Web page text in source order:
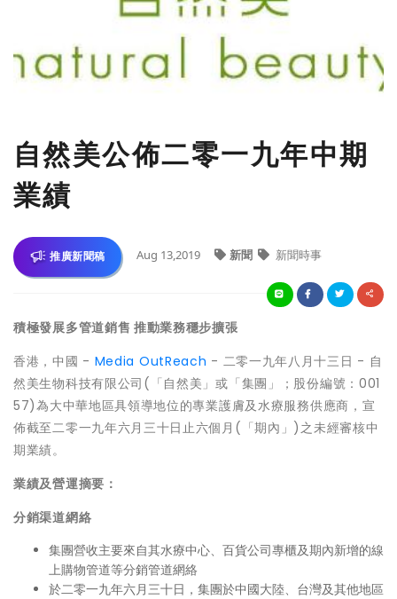
自然美公佈二零一九年中期
業績
推廣新聞稿 Aug 13,2019 新聞 新聞時事
積極發展多管道銷售 推動業務穩步擴張
香港，中國 - Media OutReach - 二零一九年八月十三日 - 自
然美生物科技有限公司(「自然美」或「集團」；股份編號：001
57)為大中華地區具領導地位的專業護膚及水療服務供應商，宣
佈截至二零一九年六月三十日止六個月(「期內」)之未經審核中
期業績。
業績及營運摘要：
分銷渠道網絡
集團營收主要來自其水療中心、百貨公司專櫃及期內新增的線
上購物管道等分銷管道網絡
於二零一九年六月三十日，集團於中國大陸、台灣及其他地區